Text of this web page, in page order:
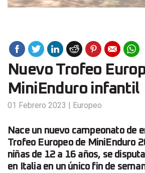
Nuevo Trofeo
MiniEnduro infantil
01 Febrero 2023 | Europeo
Nace un nuevo campeonato de
Trofeo Europeo de MiniEnduro
niñas de 12 a 16 años, se
en Italia en un único fin de